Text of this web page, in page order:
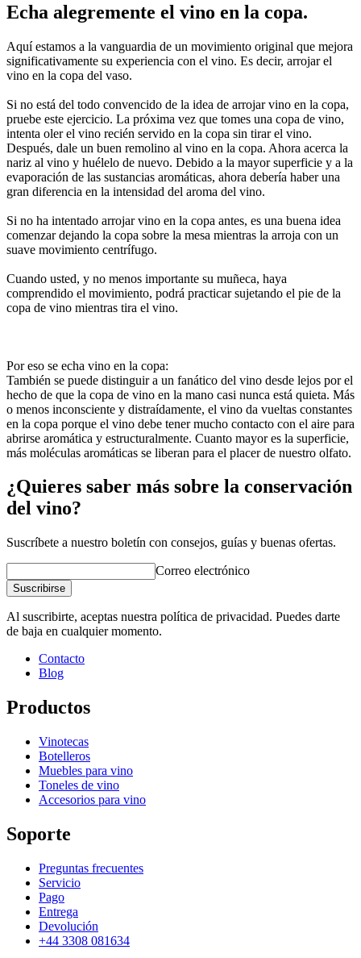
Echa alegremente el vino en la copa.
Aquí estamos a la vanguardia de un movimiento original que mejora
significativamente su experiencia con el vino. Es decir, arrojar el
vino en la copa del vaso.
Si no está del todo convencido de la idea de arrojar vino en la copa,
pruebe este ejercicio. La próxima vez que tomes una copa de vino,
intenta oler el vino recién servido en la copa sin tirar el vino.
Después, dale un buen remolino al vino en la copa. Ahora acerca la
nariz al vino y huélelo de nuevo. Debido a la mayor superficie y a la
evaporación de las sustancias aromáticas, ahora debería haber una
gran diferencia en la intensidad del aroma del vino.
Si no ha intentado arrojar vino en la copa antes, es una buena idea
comenzar dejando la copa sobre la mesa mientras la arroja con un
suave movimiento centrífugo.
Cuando usted, y no menos importante su muñeca, haya
comprendido el movimiento, podrá practicar sujetando el pie de la
copa de vino mientras tira el vino.
Por eso se echa vino en la copa:
También se puede distinguir a un fanático del vino desde lejos por el
hecho de que la copa de vino en la mano casi nunca está quieta. Más
o menos inconsciente y distraídamente, el vino da vueltas constantes
en la copa porque el vino debe tener mucho contacto con el aire para
abrirse aromática y estructuralmente. Cuanto mayor es la superficie,
más moléculas aromáticas se liberan para el placer de nuestro olfato.
¿Quieres saber más sobre la conservación
del vino?
Suscríbete a nuestro boletín con consejos, guías y buenas ofertas.
Correo electrónico
Suscribirse
Al suscribirte, aceptas nuestra política de privacidad. Puedes darte
de baja en cualquier momento.
Contacto
Blog
Productos
Vinotecas
Botelleros
Muebles para vino
Toneles de vino
Accesorios para vino
Soporte
Preguntas frecuentes
Servicio
Pago
Entrega
Devolución
+44 3308 081634